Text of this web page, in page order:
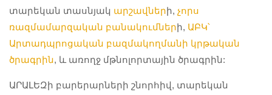
տարեկան տասնյակ արշավների, չորս
ռազմամարզական բանակումների, ԱԲԿ՝
Արտադպրոցական բազմակողմանի կրթական
ծրագրին, և առողջ մթնոլորտային ծրագրին:
ԱՐԱԼԵԶի բարերարների շնորհիվ, տարեկան